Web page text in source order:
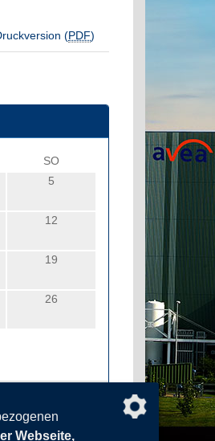
(PDF)
SO
5
12
19
26
Webseite,